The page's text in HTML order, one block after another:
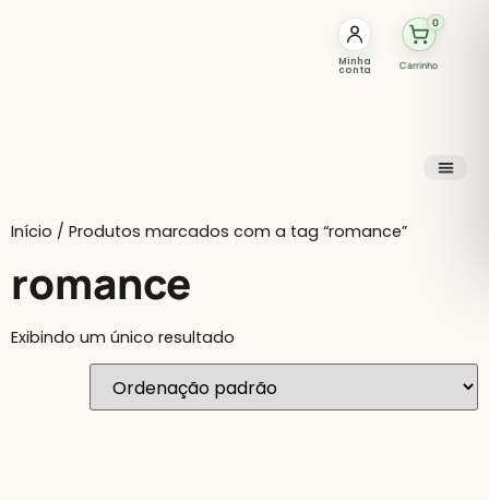
Minha
conta Carrinho
0
Início / Produtos marcados com a tag “romance”
romance
Exibindo um único resultado